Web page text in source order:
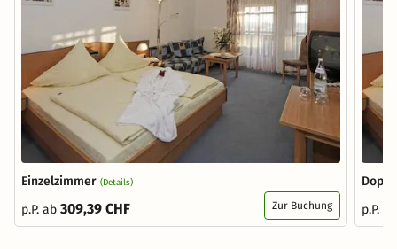
Einzelzimmer (Details)
p.P. ab 309,39 CHF Zur Buchung
p.P.